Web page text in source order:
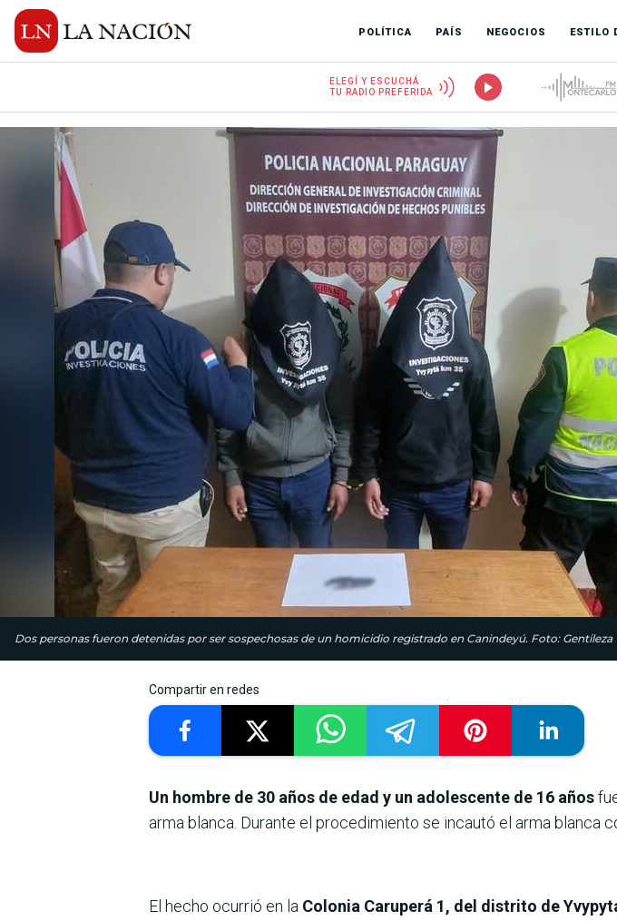
POLÍTICA PAÍS NEGOCIOS ESTILO
ELEGÍ Y ESCUCHÁ
TU RADIO PREFERIDA
Dos personas fueron detenidas por ser sospechosas de un homicidio registrado en Canindeyú. Foto: Gentileza
Compartir en redes
Un hombre de 30 años de edad y un adolescente de 16 años
arma blanca. Durante el procedimiento se incautó el arma blanca
El hecho ocurrió en la Colonia Caruperá 1, del distrito de